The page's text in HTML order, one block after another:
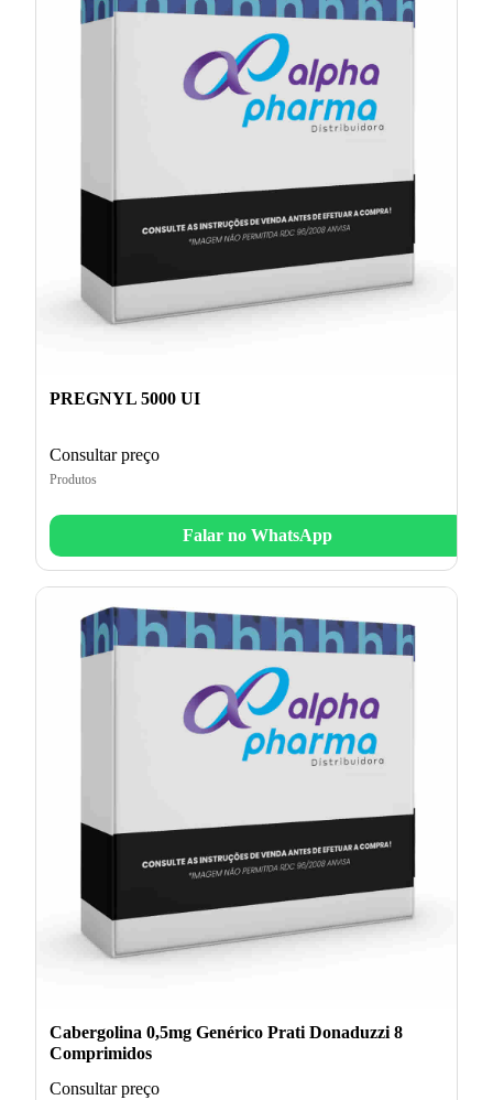
PREGNYL 5000 UI
Consultar preço
Produtos
Falar no WhatsApp
Cabergolina 0,5mg Genérico Prati Donaduzzi 8
Comprimidos
Consultar preço